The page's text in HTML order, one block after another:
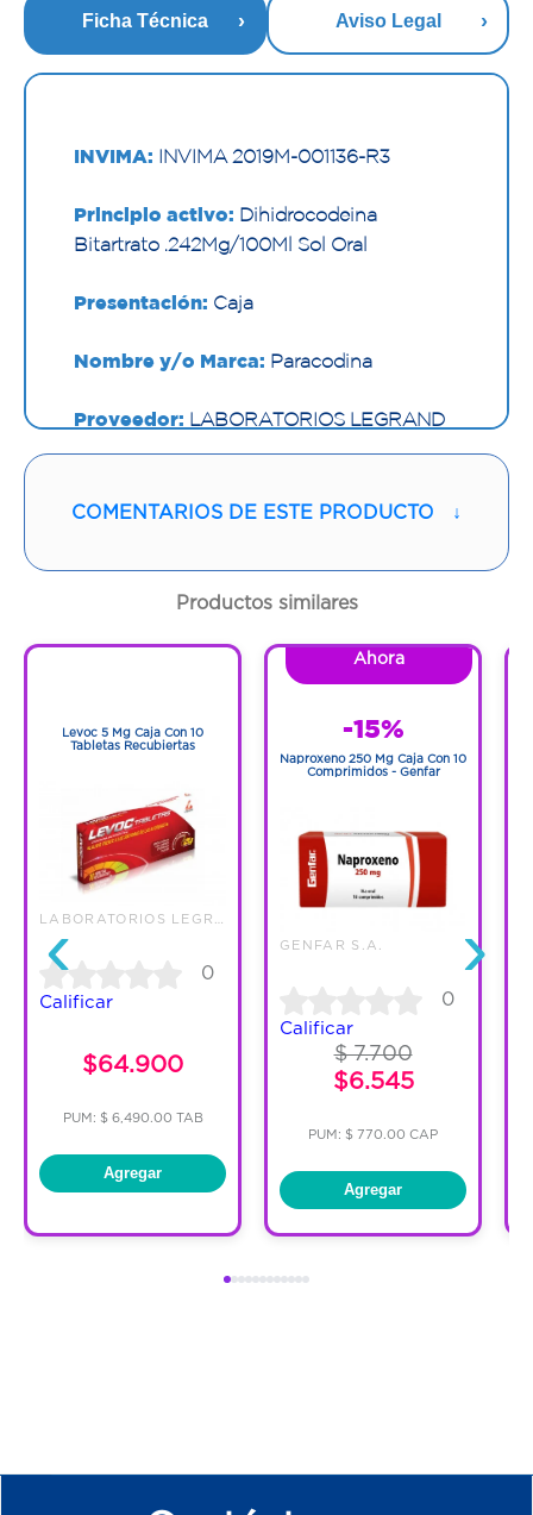
Ficha Técnica Aviso Legal
INVIMA: INVIMA 2019M-001136-R3
Principio activo: Dihidrocodeina
Bitartrato .242Mg/100Ml Sol Oral
Presentación: Caja
Nombre y/o Marca: Paracodina
Proveedor: LABORATORIOS LEGRAND
S.A.
Vía de administración:ORAL
Contenido:120 Ml
COMENTARIOS DE ESTE PRODUCTO ↓
Productos similares
‹
Levoc 5 Mg Caja Con 10
Tabletas Recubiertas
0
Calificar
$64.900
PUM: $ 6,490.00 TAB
Agregar
Ahora
-15%
Naproxeno 250 Mg Caja Con 10
Comprimidos - Genfar
GENFAR S.A.
0
Calificar
$ 7.700
$6.545
PUM: $ 770.00 CAP
Agregar
›